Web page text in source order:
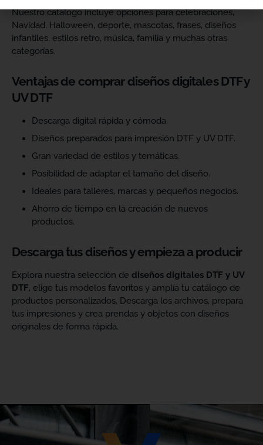
Nuestro catálogo incluye opciones para celebraciones,
Navidad, Halloween, deporte, mascotas, frases, diseños
infantiles, estilos retro, música, familia y muchas otras
categorías.
Ventajas de comprar diseños digitales DTF y
UV DTF
Descarga digital rápida y cómoda.
Diseños preparados para impresión DTF y UV DTF.
Gran variedad de estilos y temáticas.
Posibilidad de adaptar el tamaño del diseño.
Ideales para talleres, marcas y pequeños negocios.
Ahorro de tiempo en la creación de nuevos
productos.
Descarga tus diseños y empieza a producir
Explora nuestra selección de diseños digitales DTF y UV
DTF, elige tus modelos favoritos y amplía tu catálogo de
productos personalizados. Descarga los archivos, prepara
tus impresiones y crea prendas y objetos con diseños
originales de forma rápida.